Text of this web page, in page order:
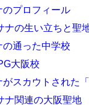
のプロフィール
ナの生い立ちと聖
の通った中学校
大阪校
がスカウトされた
ナ関連の大阪聖地